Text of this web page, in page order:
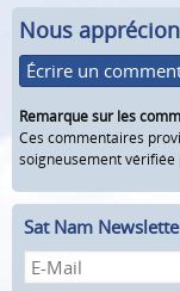
Nous
Écrire un
Remarque sur les
Ces commentaires
soigneusement vérifiée
Sat Nam